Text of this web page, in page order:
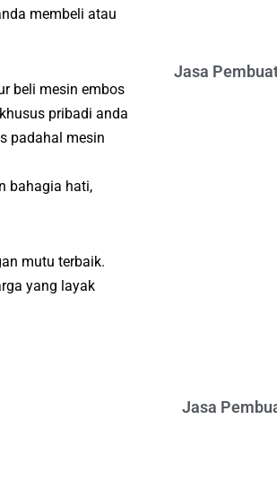
membeli atau
beli mesin embos
pribadi anda
padahal mesin
bahagia hati,
mutu terbaik.
yang layak
Jasa
Jasa